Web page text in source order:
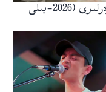
ئەركىن ئاسىيا رادىيوسى ئۇيغۇرچە خەۋەرلىرى (2026-يىلى